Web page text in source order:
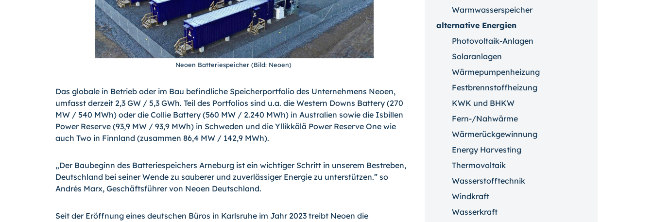
Neoen Batteriespeicher (Bild: Neoen)
Das globale in Betrieb oder im Bau befindliche Speicherportfolio des Unternehmens Neoen,
umfasst derzeit 2,3 GW / 5,3 GWh. Teil des Portfolios sind u.a. die Western Downs Battery (270
MW / 540 MWh) oder die Collie Battery (560 MW / 2.240 MWh) in Australien sowie die Isbillen
Power Reserve (93,9 MW / 93,9 MWh) in Schweden und die Yllikkälä Power Reserve One wie
auch Two in Finnland (zusammen 86,4 MW / 142,9 MWh).
„Der Baubeginn des Batteriespeichers Arneburg ist ein wichtiger Schritt in unserem Bestreben,
Deutschland bei seiner Wende zu sauberer und zuverlässiger Energie zu unterstützen.” so
Andrés Marx, Geschäftsführer von Neoen Deutschland.
Seit der Eröffnung eines deutschen Büros in Karlsruhe im Jahr 2023 treibt Neoen die
Warmwasserspeicher
alternative Energien
Photovoltaik-Anlagen
Solaranlagen
Wärmepumpenheizung
Festbrennstoffheizung
KWK und BHKW
Fern-/Nahwärme
Wärmerückgewinnung
Energy Harvesting
Thermovoltaik
Wasserstofftechnik
Windkraft
Wasserkraft